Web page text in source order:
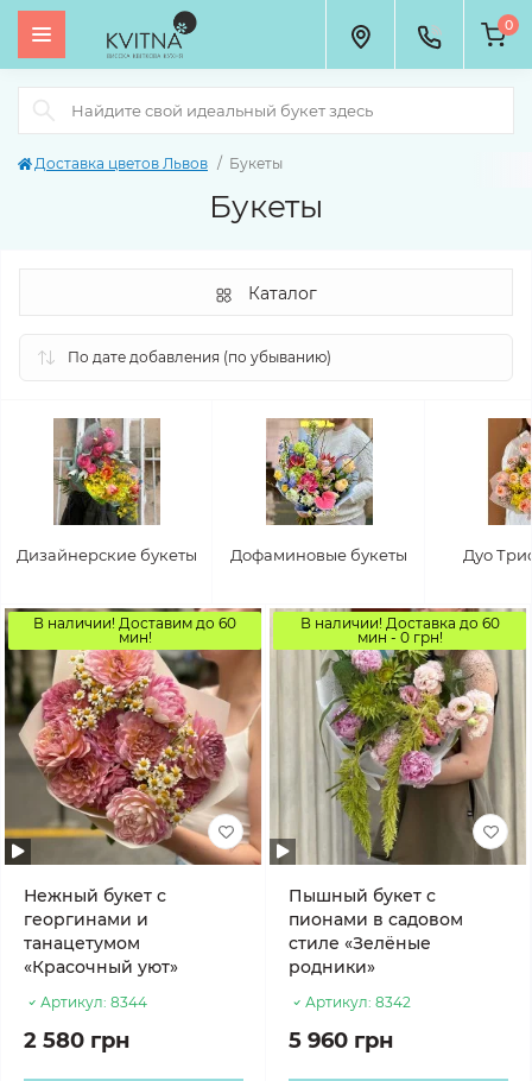
0
Доставка цветов Львов Букеты
Букеты
Каталог
Дизайнерские букеты Дофаминовые букеты Дуо
В наличии! Доставим до 60
мин!
Нежный букет с
георгинами и
танацетумом
«Красочный уют»
Артикул: 8344
2 580 грн
В наличии! Доставка до 60
мин - 0 грн!
Пышный букет с
пионами в садовом
стиле «Зелёные
родники»
Артикул: 8342
5 960 грн